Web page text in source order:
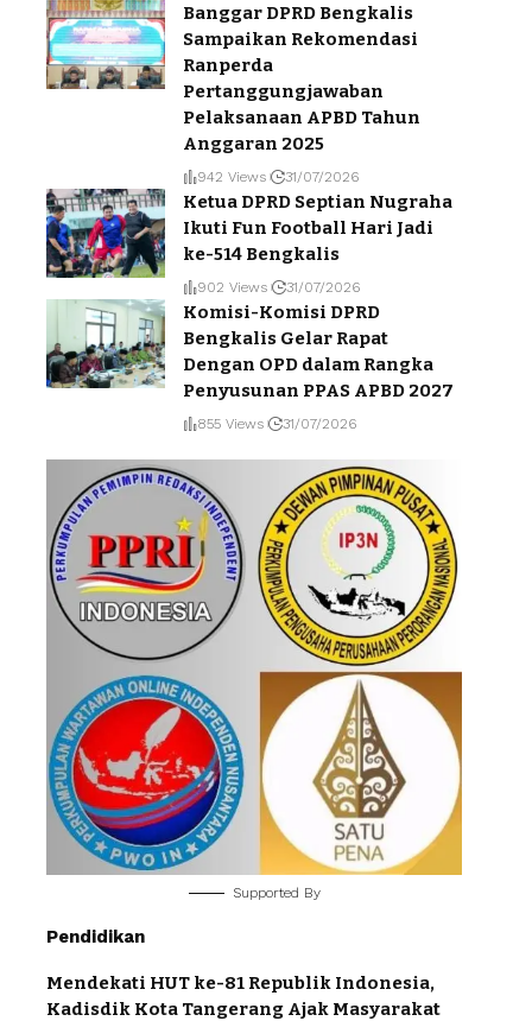
Banggar DPRD Bengkalis
Sampaikan Rekomendasi
Ranperda
Pertanggungjawaban
Pelaksanaan APBD Tahun
Anggaran 2025
942 Views 31/07/2026
Ketua DPRD Septian Nugraha
Ikuti Fun Football Hari Jadi
ke-514 Bengkalis
902 Views 31/07/2026
Komisi-Komisi DPRD
Bengkalis Gelar Rapat
Dengan OPD dalam Rangka
Penyusunan PPAS APBD 2027
855 Views 31/07/2026
Supported By
Pendidikan
Mendekati HUT ke-81 Republik Indonesia,
Kadisdik Kota Tangerang Ajak Masyarakat